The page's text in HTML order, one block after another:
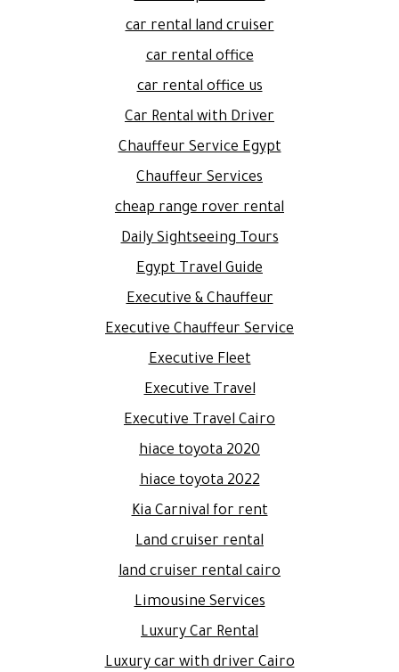
car rental land cruiser
car rental office
car rental office us
Car Rental with Driver
Chauffeur Service Egypt
Chauffeur Services
cheap range rover rental
Daily Sightseeing Tours
Egypt Travel Guide
Executive & Chauffeur
Executive Chauffeur Service
Executive Fleet
Executive Travel
Executive Travel Cairo
hiace toyota 2020
hiace toyota 2022
Kia Carnival for rent
Land cruiser rental
land cruiser rental cairo
Limousine Services
Luxury Car Rental
Luxury car with driver Cairo